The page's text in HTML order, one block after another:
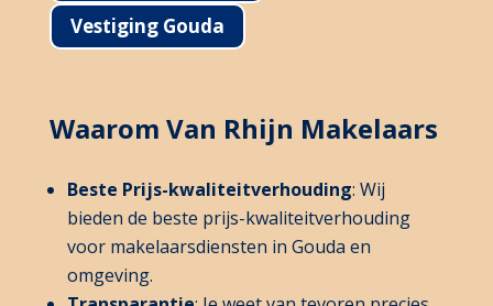
Vestiging Gouda
Waarom Van Rhijn Makelaars
Beste Prijs-kwaliteitverhouding: Wij
bieden de beste prijs-kwaliteitverhouding
voor makelaarsdiensten in Gouda en
omgeving.